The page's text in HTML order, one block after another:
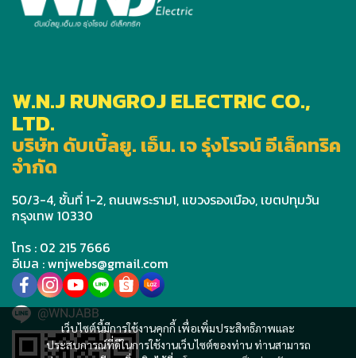
เว็บไซต์นี้มีการใช้งานคุกกี้ เพื่อเพิ่มประสิทธิภาพและ
ประสบการณ์ที่ดีในการใช้งานเว็บไซต์ของท่าน ท่านสามารถ
W.N.J RUNGROJ ELECTRIC CO.,
LTD.
บริษัท ดับเบิ้ลยู. เอ็น. เจ รุ่งโรจน์ อีเล็คทริค
จำกัด
50/3-4, ชั้นที่ 1-2, ถนนพระราม1, แขวงรองเมือง, เขตปทุมวัน
กรุงเทพ 10330
โทร : 02 215 7666
อีเมล : wnjwebs@gmail.com
@WNJABB